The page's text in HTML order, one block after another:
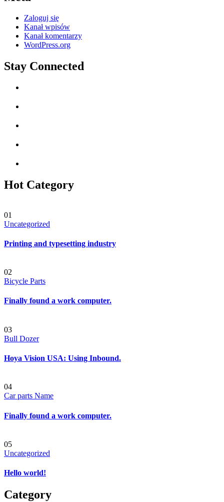
Zaloguj się
Kanał wpisów
Kanał komentarzy
WordPress.org
Stay Connected
Hot Category
01
Uncategorized
Printing and typesetting industry
02
Bicycle Parts
Finally found a work computer.
03
Bull Dozer
Hoya Vision USA: Using Inbound.
04
Car parts Name
Finally found a work computer.
05
Uncategorized
Hello world!
Category